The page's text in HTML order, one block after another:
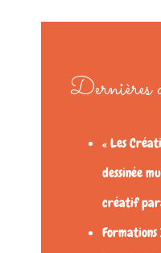
Dernières
« Les
dessinée
créatif